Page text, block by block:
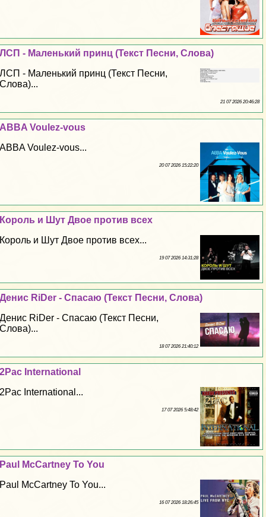
ЛСП - Маленький принц (Текст Песни, Слова)
ЛСП - Маленький принц (Текст Песни,
Слова)...
21 07 2026 20:46:28
ABBA Voulez-vous
ABBA Voulez-vous...
20 07 2026 15:22:20
Король и Шут Двое против всех
Король и Шут Двое против всех...
19 07 2026 14:31:28
Денис RiDer - Спасаю (Текст Песни, Слова)
Денис RiDer - Спасаю (Текст Песни,
Слова)...
18 07 2026 21:40:12
2Pac International
2Pac International...
17 07 2026 5:48:42
Paul McCartney To You
Paul McCartney To You...
16 07 2026 18:26:45